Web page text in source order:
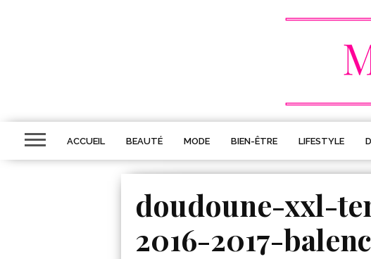
ACCUEIL BEAUTÉ MODE BIEN-ÊTRE LIFESTYLE
doudoune-xxl-
2016-2017-